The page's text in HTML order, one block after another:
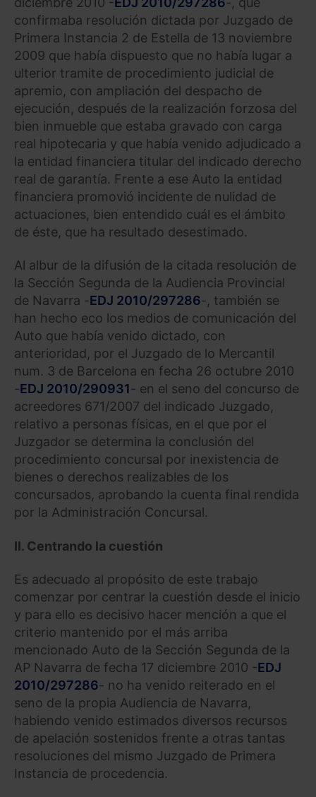
confirmaba resolución dictada por Juzgado de
Primera Instancia 2 de Estella de 13 noviembre
2009 que había dispuesto que no había lugar a
ulterior tramite de procedimiento judicial de
apremio, con ampliación del despacho de
ejecución, después de la realización forzosa del
bien inmueble que estaba gravado con carga
real hipotecaria y que había venido adjudicado a
la entidad financiera titular del indicado derecho
real de garantía. Frente a ese Auto la entidad
financiera promovió incidente de nulidad de
actuaciones, bien entendido cuál es el ámbito
de éste, que ha resultado desestimado.
Al albur de la difusión de la citada resolución de
la Sección Segunda de la Audiencia Provincial
de Navarra -EDJ 2010/297286-, también se
han hecho eco los medios de comunicación del
Auto que había venido dictado, con
anterioridad, por el Juzgado de lo Mercantil
num. 3 de Barcelona en fecha 26 octubre 2010
-EDJ 2010/290931- en el seno del concurso de
acreedores 671/2007 del indicado Juzgado,
relativo a personas físicas, en el que por el
Juzgador se determina la conclusión del
procedimiento concursal por inexistencia de
bienes o derechos realizables de los
concursados, aprobando la cuenta final rendida
por la Administración Concursal.
II. Centrando la cuestión
Es adecuado al propósito de este trabajo
comenzar por centrar la cuestión desde el inicio
y para ello es decisivo hacer mención a que el
criterio mantenido por el más arriba
mencionado Auto de la Sección Segunda de la
AP Navarra de fecha 17 diciembre 2010 -EDJ
2010/297286- no ha venido reiterado en el
seno de la propia Audiencia de Navarra,
habiendo venido estimados diversos recursos
de apelación sostenidos frente a otras tantas
resoluciones del mismo Juzgado de Primera
Instancia de procedencia.